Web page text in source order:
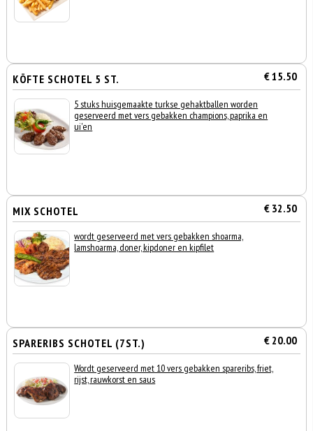
KÖFTE SCHOTEL 5 ST. € 15.50
5 stuks huisgemaakte turkse gehaktballen worden
geserveerd met vers gebakken champions, paprika en
ui'en
MIX SCHOTEL € 32.50
wordt geserveerd met vers gebakken shoarma,
lamshoarma, doner, kipdoner en kipfilet
SPARERIBS SCHOTEL (7ST.) € 20.00
Wordt geserveerd met 10 vers gebakken spareribs, friet,
rijst, rauwkorst en saus